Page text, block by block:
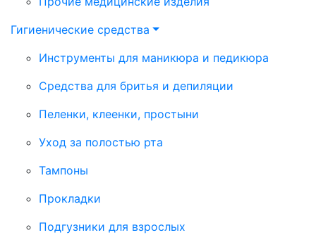
Гигиенические средства
Инструменты для маникюра и педикюра
Средства для бритья и депиляции
Пеленки, клеенки, простыни
Уход за полостью рта
Тампоны
Прокладки
Подгузники для взрослых